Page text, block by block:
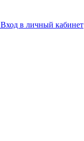
Вход в личный кабинет